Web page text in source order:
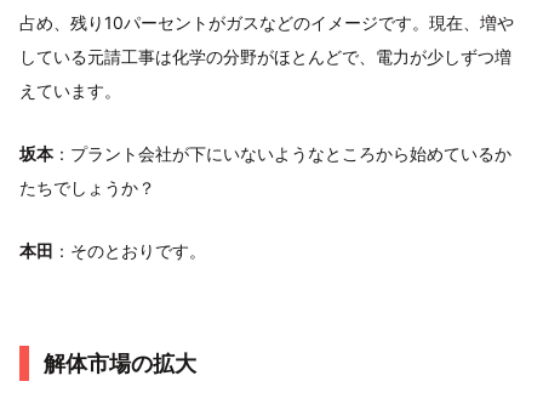
占め、残り10パーセントがガスなどのイメージです。現在、増や
している元請工事は化学の分野がほとんどで、電力が少しずつ増
えています。
坂本 ：プラント会社が下にいないようなところから始めているか
たちでしょうか？
本田 ：そのとおりです。
解体市場の拡大